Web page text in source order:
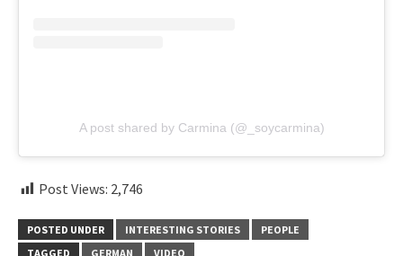
A post shared by Carmina (@_soycarmina)
Post Views: 2,746
POSTED UNDER INTERESTING STORIES
PEOPLE
TAGGED
GERMAN VIDEO